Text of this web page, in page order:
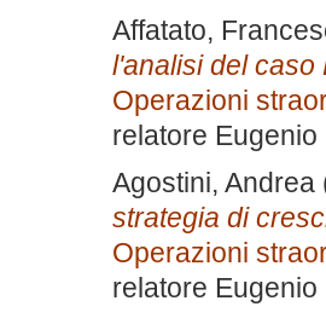
Affatato,
l'analisi del caso
Operazioni
relatore Eugenio
Agostini, Andrea
strategia di
Operazioni
relatore Eugenio